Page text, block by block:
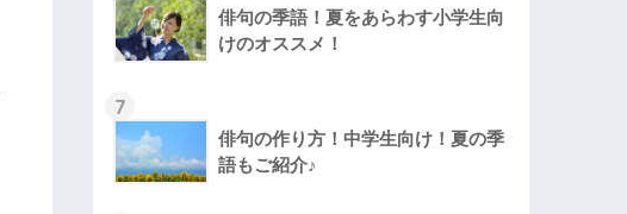
俳句の季語！夏をあらわす小学生向
けのオススメ！
7
俳句の作り方！中学生向け！夏の季
語もご紹介♪